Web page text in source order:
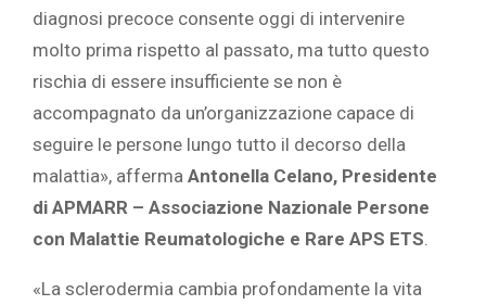
diagnosi precoce consente oggi di intervenire
molto prima rispetto al passato, ma tutto questo
rischia di essere insufficiente se non è
accompagnato da un’organizzazione capace di
seguire le persone lungo tutto il decorso della
malattia», afferma Antonella Celano, Presidente
di APMARR – Associazione Nazionale Persone
con Malattie Reumatologiche e Rare APS ETS.
«La sclerodermia cambia profondamente la vita